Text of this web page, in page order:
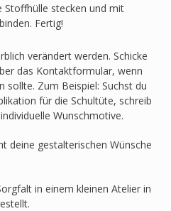
Stoffhülle stecken und mit
Fertig!
verändert werden. Schicke
das Kontaktformular, wenn
sollte. Zum Beispiel: Suchst du
für die Schultüte, schreib
Wunschmotive.
deine gestalterischen Wünsche
in einem kleinen Atelier in